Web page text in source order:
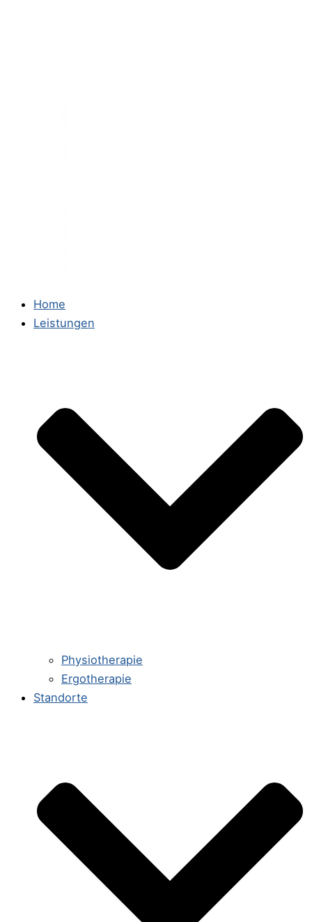
Home
Leistungen
Physiotherapie
Ergotherapie
Standorte